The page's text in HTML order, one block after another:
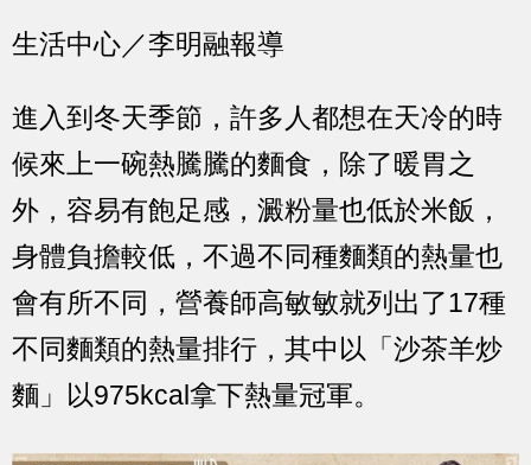
生活中心／李明融報導
進入到冬天季節，許多人都想在天冷的時
候來上一碗熱騰騰的麵食，除了暖胃之
外，容易有飽足感，澱粉量也低於米飯，
身體負擔較低，不過不同種麵類的熱量也
會有所不同，營養師高敏敏就列出了17種
不同麵類的熱量排行，其中以「沙茶羊炒
麵」以975kcal拿下熱量冠軍。